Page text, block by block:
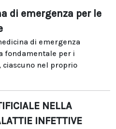
di emergenza per le
di emergenza
fondamentale per i
ciascuno nel proprio
NELLA
INFETTIVE